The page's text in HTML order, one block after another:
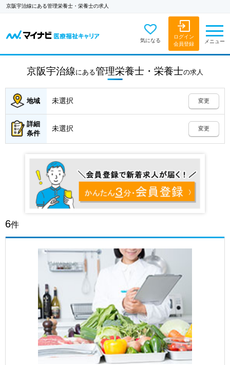
京阪宇治線にある管理栄養士・栄養士の求人
気になる
ログイン
会員登録
メニュー
京阪宇治線 にある管理栄養士・栄養士の求人
地域 未選択 変更
詳細
条件
未選択 変更
6件